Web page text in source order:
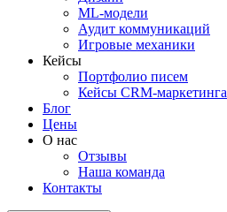
ML-модели
Аудит коммуникаций
Игровые механики
Кейсы
Портфолио писем
Кейсы CRM-маркетинга
Блог
Цены
О нас
Отзывы
Наша команда
Контакты